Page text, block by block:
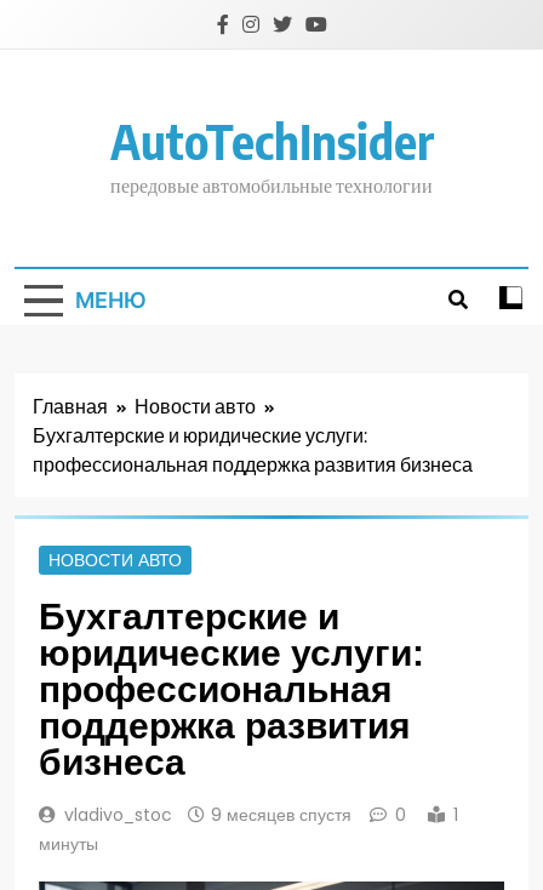
AutoTechInsider
передовые автомобильные технологии
МЕНЮ
Главная
Новости авто
Бухгалтерские и юридические услуги:
профессиональная поддержка развития бизнеса
НОВОСТИ АВТО
Бухгалтерские и
юридические услуги:
профессиональная
поддержка развития
бизнеса
vladivo_stoc 9 месяцев спустя 0
1
минуты